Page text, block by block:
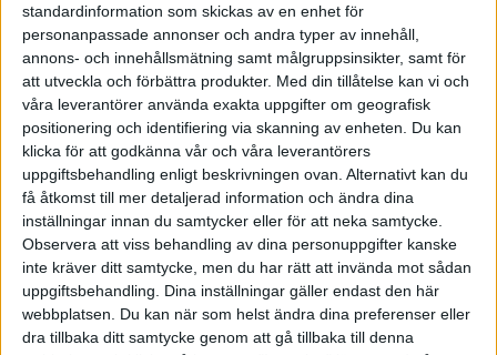
standardinformation som skickas av en enhet för
personanpassade annonser och andra typer av innehåll,
annons- och innehållsmätning samt målgruppsinsikter, samt för
att utveckla och förbättra produkter. Med din tillåtelse kan vi och
våra leverantörer använda exakta uppgifter om geografisk
positionering och identifiering via skanning av enheten. Du kan
klicka för att godkänna vår och våra leverantörers
uppgiftsbehandling enligt beskrivningen ovan. Alternativt kan du
få åtkomst till mer detaljerad information och ändra dina
inställningar innan du samtycker eller för att neka samtycke.
Observera att viss behandling av dina personuppgifter kanske
inte kräver ditt samtycke, men du har rätt att invända mot sådan
uppgiftsbehandling. Dina inställningar gäller endast den här
webbplatsen. Du kan när som helst ändra dina preferenser eller
dra tillbaka ditt samtycke genom att gå tillbaka till denna
Kontakta ALMI?
1 gillning
(Krille)
Tack för återkopplingen, det är så klart sant det du skriver
Jag
försöker vara realistisk och kanske lite pessimistisk när det gäller
just lönsamheten. Samtidigt så har jag inte kommit så långt så att jag
kan göra några kvalificerade gissningar gällande kostnader osv.
Det där med 3D-utskrift skulle kunna vara ett alternativ